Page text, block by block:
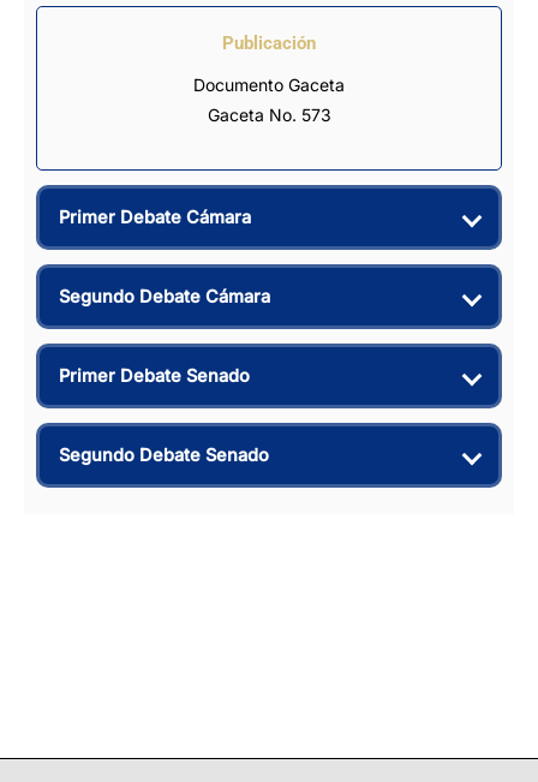
Publicación
Documento Gaceta
Gaceta No. 573
Primer Debate Cámara
Segundo Debate Cámara
Primer Debate Senado
Segundo Debate Senado